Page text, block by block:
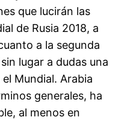
que lucirán las
de Rusia 2018, a
a la segunda
lugar a dudas una
Mundial. Arabia
generales, ha
al menos en